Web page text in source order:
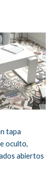
tapa
oculto,
abiertos